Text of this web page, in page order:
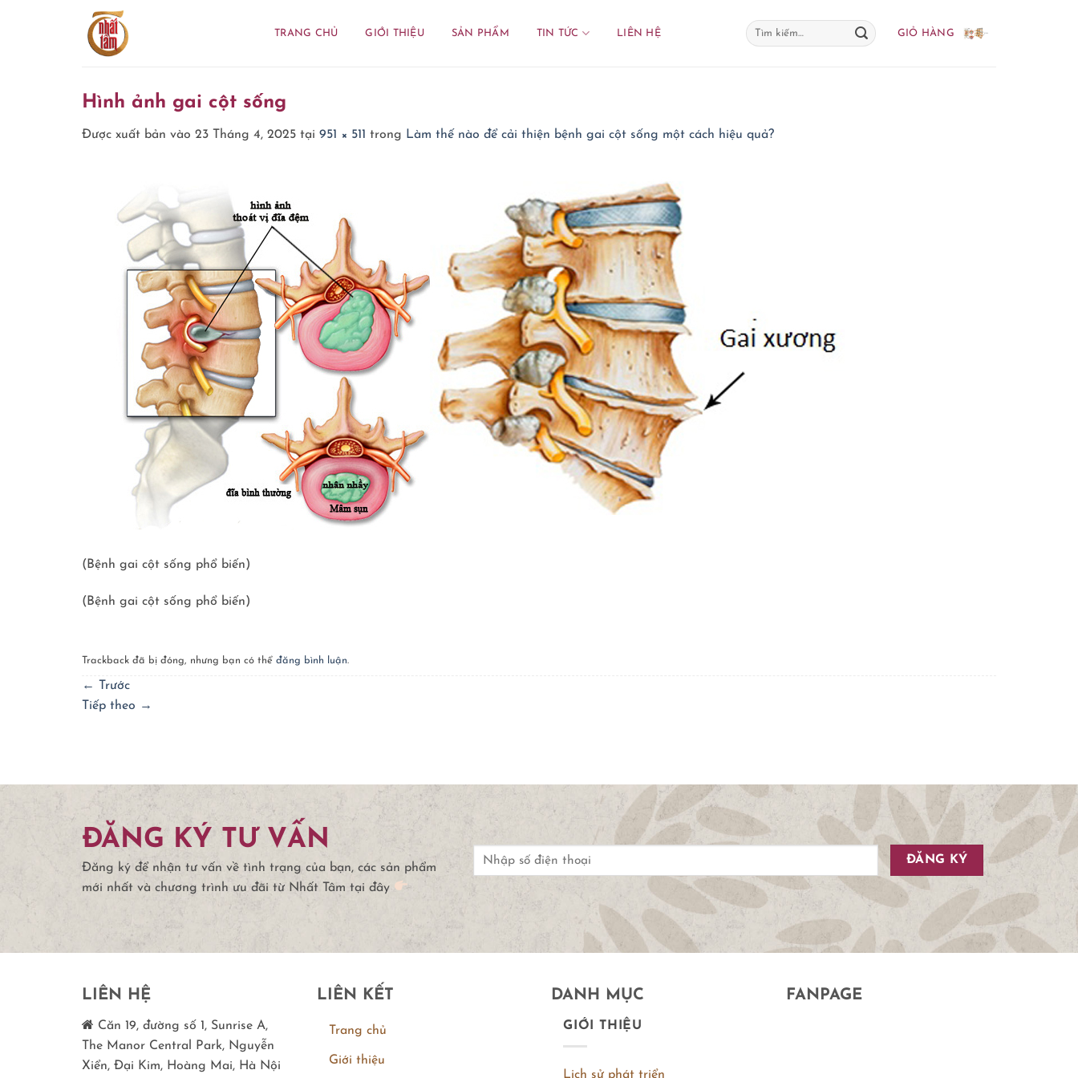
TRANG CHỦ GIỚI THIỆU SẢN PHẨM TIN TỨC LIÊN HỆ
Tìm
kiếm:
GIỎ HÀNG
Hình ảnh gai cột sống
Được xuất bản vào 23 Tháng 4, 2025 tại 951 × 511 trong Làm thế nào để cải thiện bệnh gai cột sống một cách hiệu quả?
(Bệnh gai cột sống phổ biến)
(Bệnh gai cột sống phổ biến)
Trackback đã bị đóng, nhưng bạn có thể đăng bình luận.
←
Trước
Tiếp theo →
ĐĂNG KÝ TƯ VẤN
Đăng ký để nhận tư vấn về tình trạng của bạn, các sản phẩm
mới nhất và chương trình ưu đãi từ Nhất Tâm tại đây
LIÊN HỆ
Căn 19, đường số 1, Sunrise A,
The Manor Central Park, Nguyễn
Xiển, Đại Kim, Hoàng Mai, Hà Nội
LIÊN KẾT
Trang chủ
Giới thiệu
DANH MỤC
GIỚI THIỆU
Lịch sử phát triển
FANPAGE